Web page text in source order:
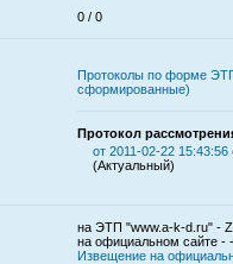
0 / 0
Протоколы по форме
сформированные)
Протокол
от 2011-02-22 15:43:56
(Актуальный)
на ЭТП "www.a-k-d.ru" -
на официальном сайте - -
Извещение на